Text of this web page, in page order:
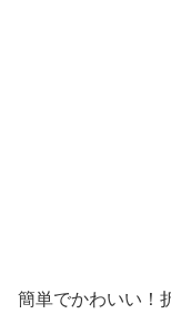
簡単でかわいい！